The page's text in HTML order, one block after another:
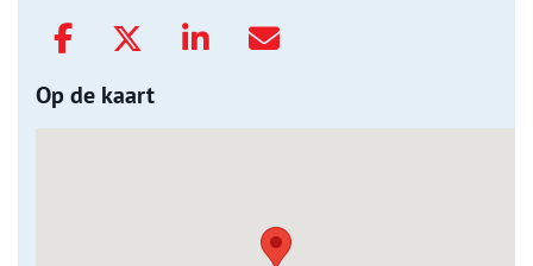
Op de kaart